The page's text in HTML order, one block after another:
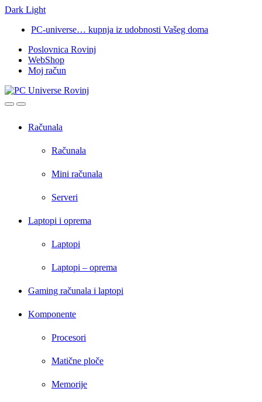
Dark Light
navigation
content
PC-universe… kupnja iz udobnosti Vašeg doma
Poslovnica Rovinj
WebShop
Moj račun
OpenClose
Računala
Računala
Mini računala
Serveri
Laptopi i oprema
Laptopi
Laptopi – oprema
Gaming računala i laptopi
Komponente
Procesori
Matične ploče
Memorije